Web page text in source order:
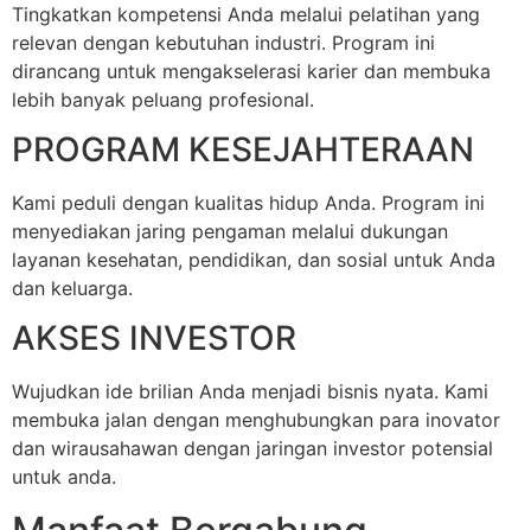
Tingkatkan kompetensi Anda melalui pelatihan yang
relevan dengan kebutuhan industri. Program ini
dirancang untuk mengakselerasi karier dan membuka
lebih banyak peluang profesional.
PROGRAM KESEJAHTERAAN
Kami peduli dengan kualitas hidup Anda. Program ini
menyediakan jaring pengaman melalui dukungan
layanan kesehatan, pendidikan, dan sosial untuk Anda
dan keluarga.
AKSES INVESTOR
Wujudkan ide brilian Anda menjadi bisnis nyata. Kami
membuka jalan dengan menghubungkan para inovator
dan wirausahawan dengan jaringan investor potensial
untuk anda.